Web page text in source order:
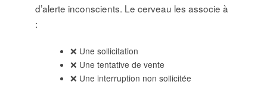
d’alerte inconscients. Le cerveau les associe à
:
❌ Une sollicitation
❌ Une tentative de vente
❌ Une interruption non sollicitée